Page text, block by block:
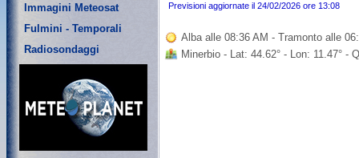
Immagini Meteosat
Fulmini - Temporali
Radiosondaggi
Previsioni aggiornate il 24/02/2026 ore 13:08
Alba alle 08:36 AM - Tramonto alle
Minerbio - Lat: 44.62° - Lon: 11.47° -